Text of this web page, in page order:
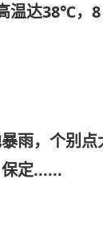
温达38℃，
雨，个别点
定......